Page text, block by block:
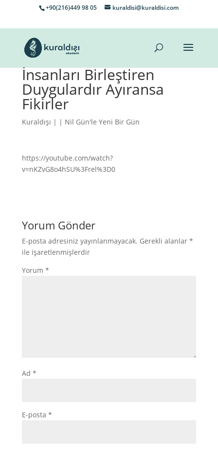
+90(216)449 98 05 kuraldisi@kuraldisi.com
İnsanları Birleştiren
Duygulardır Ayıransa
Fikirler
Kuraldışı | | Nil Gün'le Yeni Bir Gün
https://youtube.com/watch?
v=nKZvG8o4hSU%3Frel%3D0
Yorum Gönder
E-posta adresiniz yayınlanmayacak. Gerekli alanlar *
ile işaretlenmişlerdir
Yorum *
Ad *
E-posta *